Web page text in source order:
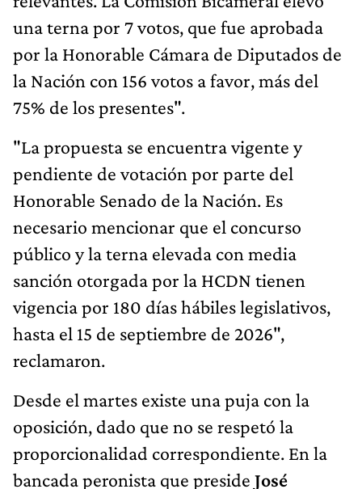
una terna por 7 votos, que fue aprobada
por la Honorable Cámara de Diputados de
la Nación con 156 votos a favor, más del
75% de los presentes".
"La propuesta se encuentra vigente y
pendiente de votación por parte del
Honorable Senado de la Nación. Es
necesario mencionar que el concurso
público y la terna elevada con media
sanción otorgada por la HCDN tienen
vigencia por 180 días hábiles legislativos,
hasta el 15 de septiembre de 2026",
reclamaron.
Desde el martes existe una puja con la
oposición, dado que no se respetó la
proporcionalidad correspondiente. En la
bancada peronista que preside José